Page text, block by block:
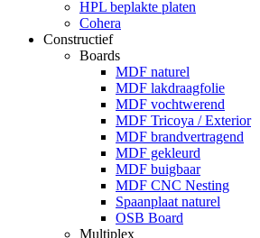
HPL beplakte platen
Cohera
Constructief
Boards
MDF naturel
MDF lakdraagfolie
MDF vochtwerend
MDF Tricoya / Exterior
MDF brandvertragend
MDF gekleurd
MDF buigbaar
MDF CNC Nesting
Spaanplaat naturel
OSB Board
Multiplex